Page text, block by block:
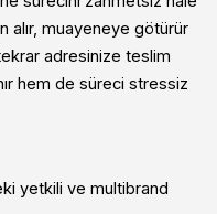
alır, muayeneye götürür
adresinize teslim
hem de süreci stressiz
yetkili ve multibrand